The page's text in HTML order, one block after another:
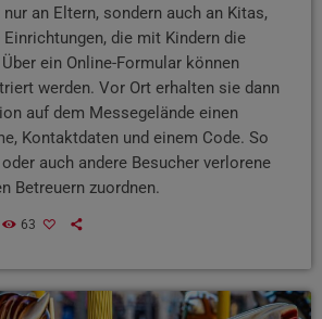
an Eltern, sondern auch an Kitas,
die mit Kindern die
ein Online-Formular können
werden. Vor Ort erhalten sie dann
auf dem Messegelände einen
Kontaktdaten und einem Code. So
auch andere Besucher verlorene
Betreuern zuordnen.
63